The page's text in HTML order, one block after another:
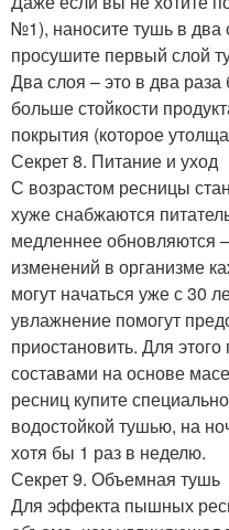
№1), наносите тушь в два
просушите первый слой
Два слоя – это в два
больше стойкости
покрытия (которое
Секрет 8. Питание и уход
С возрастом ресницы
хуже снабжаются
медленнее обновляются
изменений в организме
могут начаться уже с 30
увлажнение помогут
приостановить. Для
составами на основе
ресниц купите
водостойкой тушью, на
хотя бы 1 раз в неделю.
Секрет 9. Объемная тушь
Для эффекта пышных